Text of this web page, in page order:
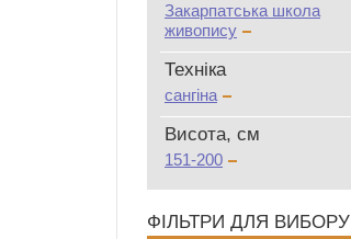
Закарпатська школа
живопису
Техніка
сангіна
Висота, см
151-200
ФІЛЬТРИ ДЛЯ ВИБОРУ